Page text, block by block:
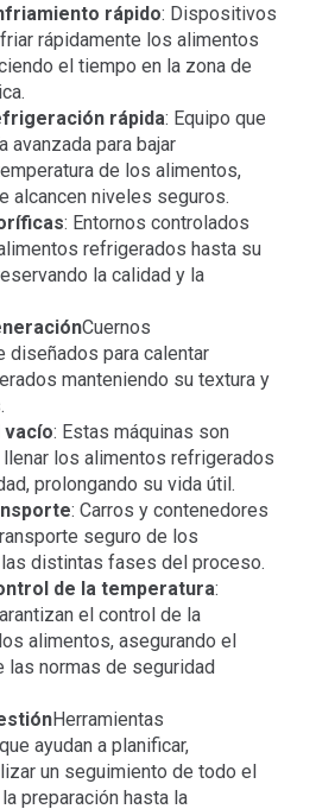
rápido: Dispositivos
rápidamente los alimentos
el tiempo en la zona de
rápida: Equipo que
avanzada para bajar
de los alimentos,
alcancen niveles seguros.
: Entornos controlados
refrigerados hasta su
la calidad y la
Cuernos
diseñados para calentar
manteniendo su textura y
vacío: Estas máquinas son
los alimentos refrigerados
prolongando su vida útil.
: Carros y contenedores
seguro de los
distintas fases del proceso.
de la temperatura:
el control de la
alimentos, asegurando el
las normas de seguridad
Herramientas
ayudan a planificar,
un seguimiento de todo el
preparación hasta la